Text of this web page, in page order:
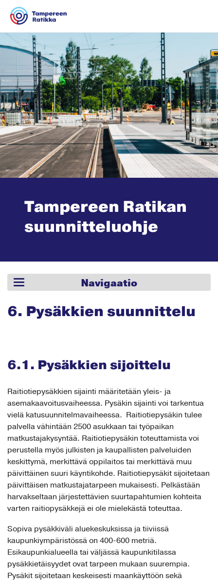
Tampereen Ratikan
suunnit­teluohje
Navigaatio
6. Pysäkkien suunnittelu
6.1. Pysäkkien sijoittelu
Raitiotiepysäkkien sijainti määritetään yleis- ja
asemakaavoitusvaiheessa. Pysäkin sijainti voi tarkentua
vielä katusuunnitelmavaiheessa. Raitiotiepysäkin tulee
palvella vähintään 2500 asukkaan tai työpaikan
matkustajakysyntää. Raitiotiepysäkin toteuttamista voi
perustella myös julkisten ja kaupallisten palveluiden
keskittymä, merkittävä oppilaitos tai merkittävä muu
päivittäinen suuri käyntikohde. Raitiotiepysäkit sijoitetaan
päivittäisen matkustajatarpeen mukaisesti. Pelkästään
harvakseltaan järjestettävien suurtapahtumien kohteita
varten raitiopysäkkejä ei ole mielekästä toteuttaa.
Sopiva pysäkkiväli aluekeskuksissa ja tiiviissä
kaupunkiympäristössä on 400-600 metriä.
Esikaupunkialueella tai väljässä kaupunkitilassa
pysäkkietäisyydet ovat tarpeen mukaan suurempia.
Pysäkit sijoitetaan keskeisesti maankäyttöön sekä